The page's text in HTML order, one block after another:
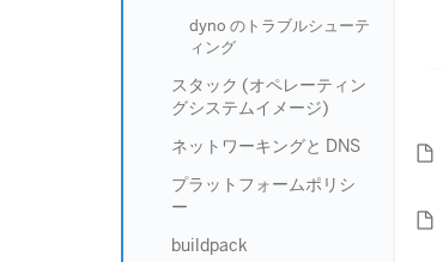
dyno のトラブルシューテ
ィング
スタック (オペレーティン
グシステムイメージ)
ネットワーキングと DNS
プラットフォームポリシ
ー
buildpack